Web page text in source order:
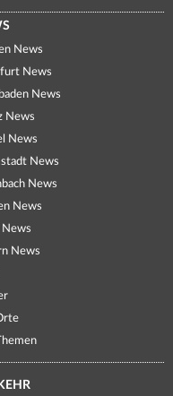
News
News
News
News
News
News
News
News
News
News